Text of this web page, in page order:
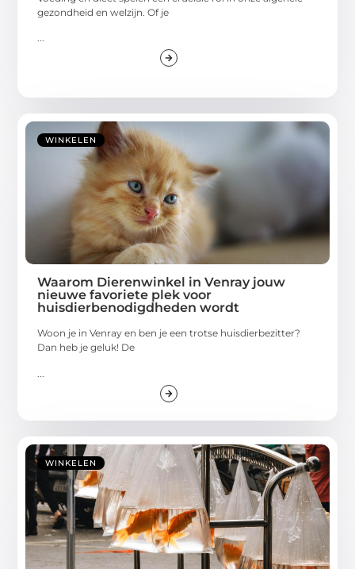
gezondheid en welzijn. Of je
...
WINKELEN
Waarom Dierenwinkel in Venray jouw
nieuwe favoriete plek voor
huisdierbenodigdheden wordt
Woon je in Venray en ben je een trotse huisdierbezitter?
Dan heb je geluk! De
WINKELEN